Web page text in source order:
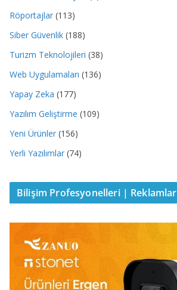
Röportajlar (113)
Siber Güvenlik (188)
Turizm Teknolojileri (38)
Web Uygulamaları (136)
Yapay Zeka (177)
Yazılım Geliştirme (109)
Yeni Ürünler (156)
Yerli Yazılımlar (74)
Bilişim Profesyonelleri | Reklamlar